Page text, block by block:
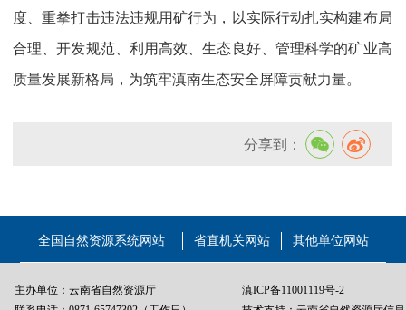
度、重拳打击违法违规用矿行为，以实际行动扎实构建布局
合理、开发规范、利用高效、生态良好、管理科学的矿业高
质量发展新格局，为筑牢滇南生态安全屏障贡献力量。
分享到：
全国自然资源系统网站 省直机关网站 其他单位网站
主办单位：云南省自然资源厅
滇ICP备11001119号-2